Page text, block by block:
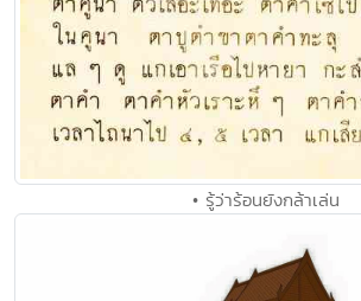
• รู้ว่าร้อนยังกล้าเล่น